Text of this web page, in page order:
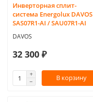
Инверторная сплит-
система Energolux DAVOS
SAS07R1-AI / SAU07R1-AI
DAVOS
32 300 ₽
В корзину